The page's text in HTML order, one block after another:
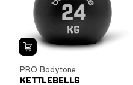
PRO Bodytone
KETTLEBELLS